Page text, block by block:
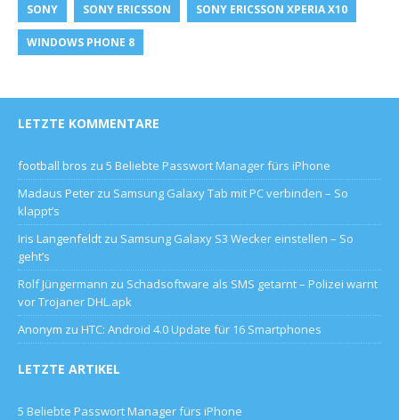
SONY SONY ERICSSON SONY ERICSSON XPERIA X10
WINDOWS PHONE 8
LETZTE KOMMENTARE
football bros zu 5 Beliebte Passwort Manager fürs iPhone
Madaus Peter zu Samsung Galaxy Tab mit PC verbinden – So
klappt’s
Iris Langenfeldt zu Samsung Galaxy S3 Wecker einstellen – So
geht’s
Rolf Jüngermann zu Schadsoftware als SMS getarnt – Polizei warnt
vor Trojaner DHL.apk
Anonym zu HTC: Android 4.0 Update für 16 Smartphones
LETZTE ARTIKEL
5 Beliebte Passwort Manager fürs iPhone